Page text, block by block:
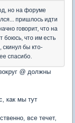
но на форуме
пришлось идти
говорит, что на
боюсь, что им есть
скинул бы кто-
спасибо.
@ должны
как мы тут
все течет,